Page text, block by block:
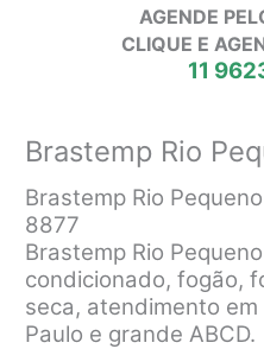
AGENDE
CLIQUE E
11
Brastemp Rio
Brastemp Rio
8877
Brastemp Rio
condicionado, fogão,
seca, atendimento
Paulo e grande ABCD.